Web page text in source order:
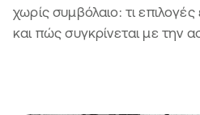
χωρίς συμβόλαιο: τι
και πώς συγκρίνεται με την